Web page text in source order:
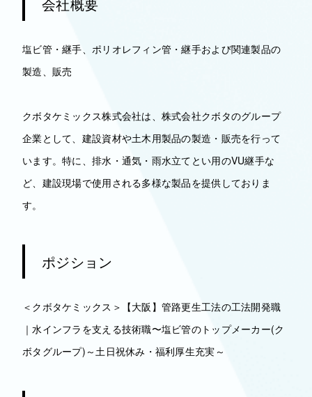
塩ビ管・継手、ポリオレフィン管・継手および関連製品の
製造、販売
クボタケミックス株式会社は、株式会社クボタのグループ
企業として、建設資材や土木用製品の製造・販売を行って
います。​特に、排水・通気・雨水立てとい用のVU継手な
ど、建設現場で使用される多様な製品を提供しておりま
す。
ポジション
＜クボタケミックス＞【大阪】管路更生工法の工法開発職
｜水インフラを支える技術職〜塩ビ管のトップメーカー(ク
ボタグループ)～土日祝休み・福利厚生充実～